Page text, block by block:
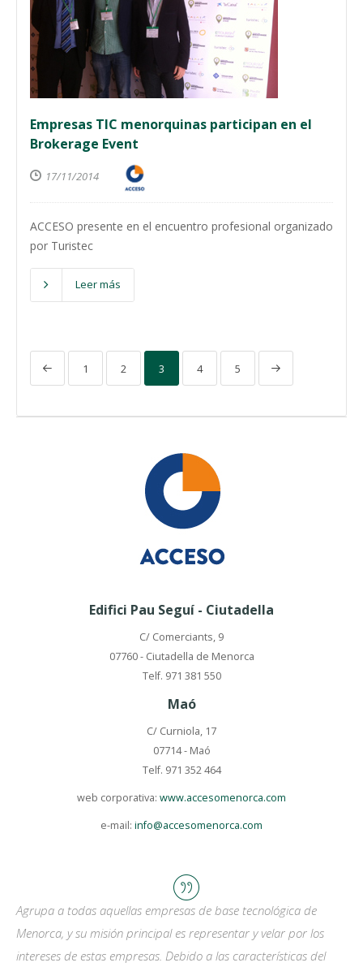
Empresas TIC menorquinas participan en el
Brokerage Event
17/11/2014
ACCESO presente en el encuentro profesional organizado
por Turistec
Leer más
1 2 3 4 5
Edifici Pau Seguí - Ciutadella
C/ Comerciants, 9
07760 - Ciutadella de Menorca
Telf. 971 381 550
Maó
C/ Curniola, 17
07714 - Maó
Telf. 971 352 464
web corporativa: www.accesomenorca.com
e-mail: info@accesomenorca.com
Agrupa a todas aquellas empresas de base tecnológica de
Menorca, y su misión principal es representar y velar por los
intereses de estas empresas. Debido a las características del